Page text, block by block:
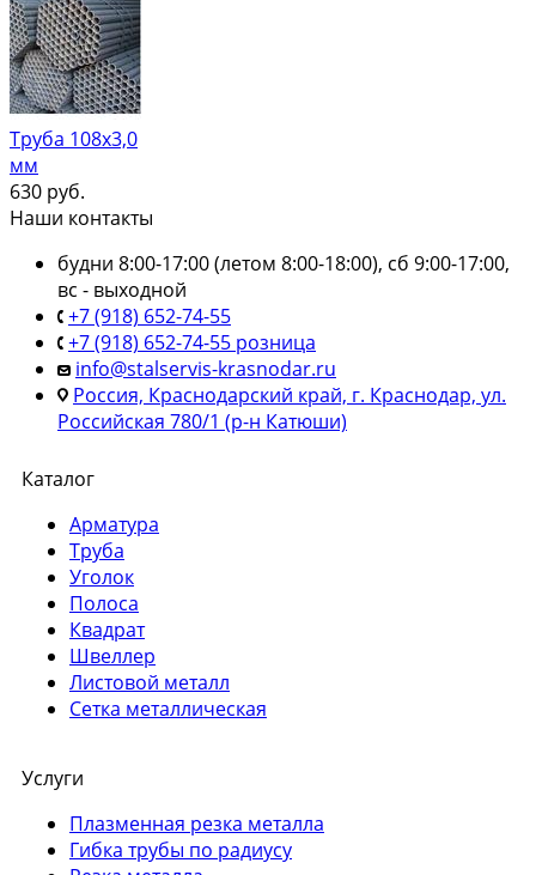
Труба 108х3,0
мм
630 руб.
Наши контакты
будни 8:00-17:00 (летом 8:00-18:00), сб 9:00-17:00,
вс - выходной
+7 (918) 652-74-55
+7 (918) 652-74-55 розница
info@stalservis-krasnodar.ru
Россия, Краснодарский край, г. Краснодар, ул.
Российская 780/1 (р-н Катюши)
Каталог
Арматура
Труба
Уголок
Полоса
Квадрат
Швеллер
Листовой металл
Сетка металлическая
Услуги
Плазменная резка металла
Гибка трубы по радиусу